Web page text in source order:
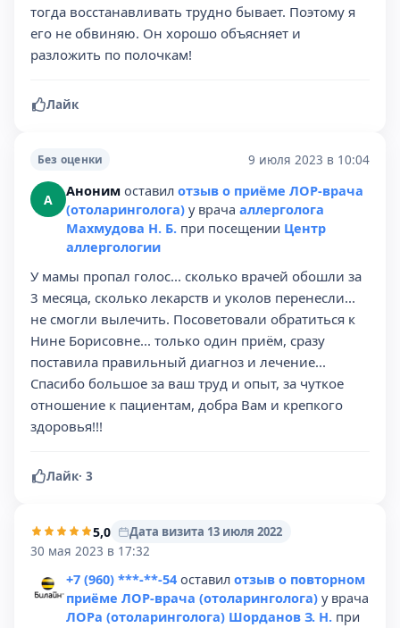
тогда восстанавливать трудно бывает. Поэтому я
его не обвиняю. Он хорошо объясняет и
разложить по полочкам!
Лайк
Без оценки 9 июля 2023 в 10:04
А Аноним оставил отзыв о приёме ЛОР-врача
(отоларинголога) у врача аллерголога
Махмудова Н. Б. при посещении Центр
аллергологии
У мамы пропал голос... сколько врачей обошли за
3 месяца, сколько лекарств и уколов перенесли...
не смогли вылечить. Посоветовали обратиться к
Нине Борисовне... только один приём, сразу
поставила правильный диагноз и лечение...
Спасибо большое за ваш труд и опыт, за чуткое
отношение к пациентам, добра Вам и крепкого
здоровья!!!
Лайк· 3
5,0
Дата визита 13 июля 2022
30 мая 2023 в 17:32
+7 (960) ***-**-54 оставил отзыв о повторном
приёме ЛОР-врача (отоларинголога) у врача
ЛОРа (отоларинголога) Шорданов З. Н. при